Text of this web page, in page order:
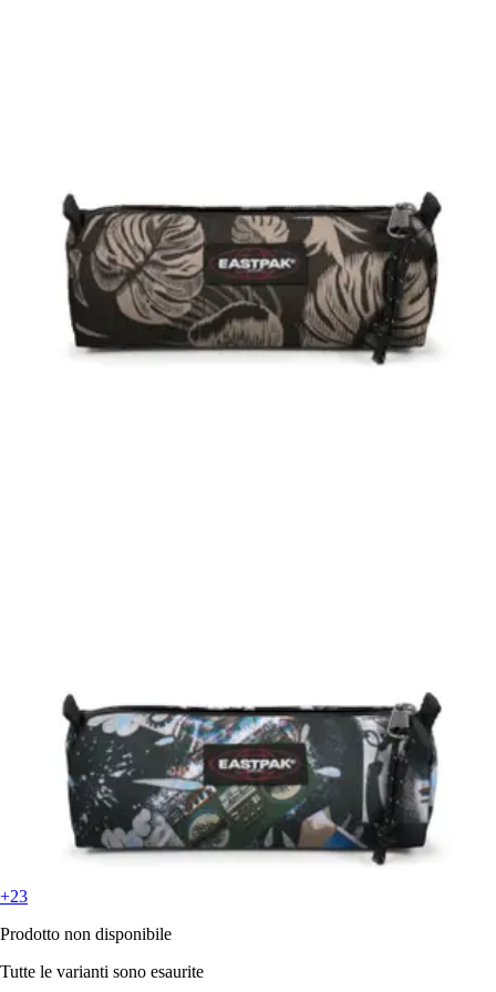
+23
Prodotto non disponibile
Tutte le varianti sono esaurite